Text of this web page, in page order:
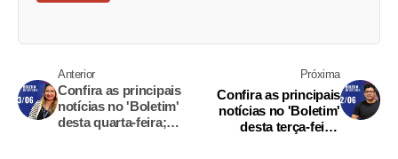
Anterior
Confira as principais
notícias no 'Boletim'
desta quarta-feira;
Próxima
Confira as principais
notícias no 'Boletim'
desta terça-feira;